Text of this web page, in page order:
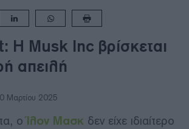
Η Musk Inc βρίσκεται
απειλή
Μαρτίου 2025
οΊλον Μασκ δεν είχε ιδιαίτερο